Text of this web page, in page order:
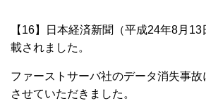
【16】日本経済新聞（平成24年8月13
載されました。
ファーストサーバ社のデータ消失事故
させていただきました。